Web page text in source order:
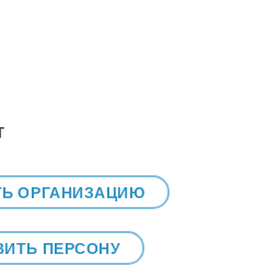
ОРГАНИЗАЦИЮ
ПЕРСОНУ